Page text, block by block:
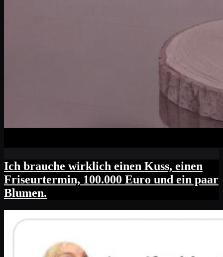
Ich brauche wirklich einen Kuss, einen
Friseurtermin, 100.000 Euro und ein paar
Blumen.